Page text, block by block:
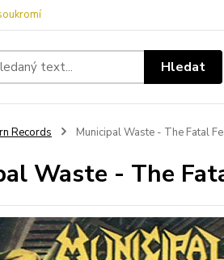
Hledat
Records Municipal Waste - The Fatal
Waste - The